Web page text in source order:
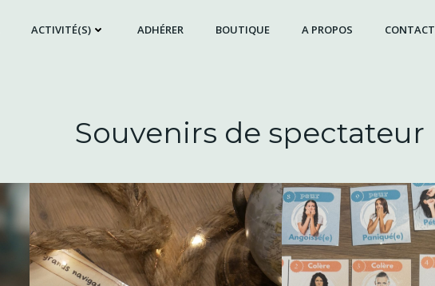
ACTIVITÉ(S) ADHÉRER BOUTIQUE A PROPOS CONTACT
Souvenirs de spectateur